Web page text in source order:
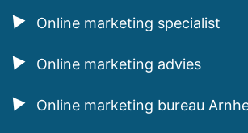
Online marketing specialist
Online marketing advies
Online marketing bureau